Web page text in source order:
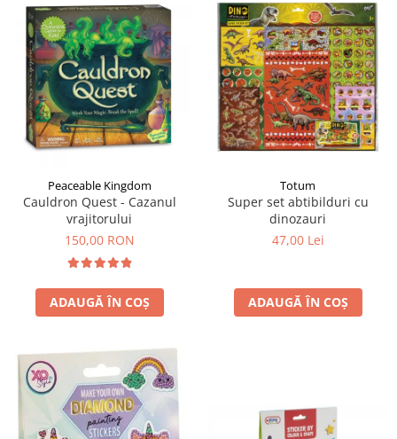
Peaceable Kingdom
Cauldron Quest - Cazanul
vrajitorului
150,00 RON
ADAUGĂ ÎN COȘ
Totum
Super set abtibilduri cu
dinozauri
47,00 Lei
ADAUGĂ ÎN COȘ